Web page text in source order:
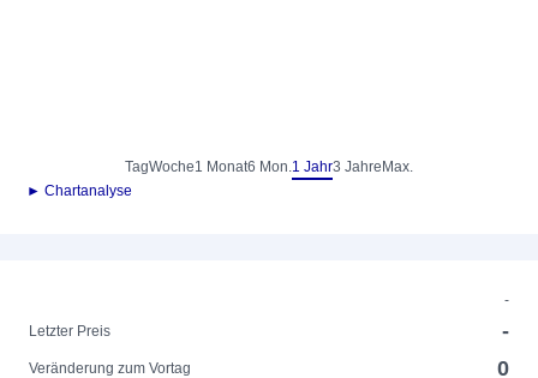
TagWoche1 Monat6 Mon.1 Jahr3 Jahre Max.
► Chartanalyse
-
Letzter Preis
-
Veränderung zum Vortag 0